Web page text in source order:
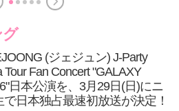
(ジェジュン) J-Party
Tour Fan Concert "GALAXY
日本公演を、3月29日(日)にニ
で日本独占最速初放送が決定！